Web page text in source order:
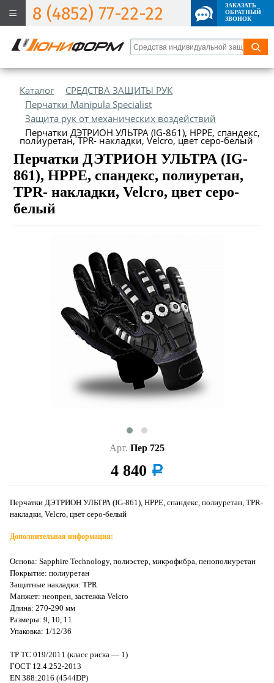
8 (4852) 77-22-22
ЗАКАЗАТЬ
ОБРАТНЫЙ
ЗВОНОК
Каталог
СРЕДСТВА ЗАЩИТЫ РУК
Перчатки Manipula Specialist
Защита рук от механических воздействий
Перчатки ДЭТРИОН УЛЬТРА (IG-861), НРРЕ, спандекс,
полиуретан, TPR- накладки, Velcro, цвет серо-белый
Перчатки ДЭТРИОН УЛЬТРА (IG-
861), НРРЕ, спандекс, полиуретан,
TPR- накладки, Velcro, цвет серо-
белый
Арт. Пер 725
4 840 a
Перчатки ДЭТРИОН УЛЬТРА (IG-861), НРРЕ, спандекс, полиуретан, TPR-
накладки, Velcro, цвет серо-белый
Дополнительная информация:
Основа: Sapphire Technology, полиэстер, микрофибра, пенополиуретан
Покрытие: полиуретан
Защитные накладки: TPR
Манжет: неопрен, застежка Velcro
Длина: 270-290 мм
Размеры: 9, 10, 11
Упаковка: 1/12/36
ТР ТС 019/2011 (класс риска — 1)
ГОСТ 12.4.252-2013
EN 388:2016 (4544DP)